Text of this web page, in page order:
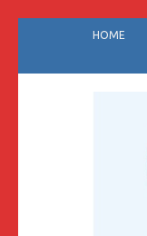
contenuto
HOME